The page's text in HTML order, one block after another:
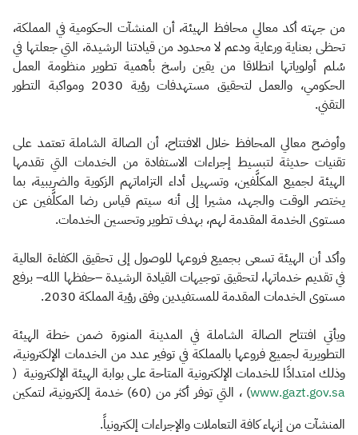
من جهته أكد معالي محافظ الهيئة، أن المنشآت الحكومية في المملكة،
تحظى بعناية ورعاية ودعم لا محدود من قيادتنا الرشيدة، التي جعلتها في
سُلم أولوياتها انطلاقا من يقين راسخ بأهمية تطوير منظومة العمل
الحكومي، والعمل لتحقيق مستهدفات رؤية 2030 ومواكبة التطور
التقني.
وأوضح معالي المحافظ خلال الافتتاح، أن الصالة الشاملة تعتمد على
تقنيات حديثة لتبسيط إجراءات الاستفادة من الخدمات التي تقدمها
الهيئة لجميع المكلَّفين، وتسهيل أداء التزاماتهم الزكوية والضريبية، بما
يختصر الوقت والجهد، مشيرا إلى أنه سيتم قياس رضا المكلَّفين عن
مستوى الخدمة المقدمة لهم، بهدف تطوير وتحسين الخدمات.​
وأكد أن الهيئة تسعى بجميع فروعها للوصول إلى تحقيق الكفاءة العالية
في تقديم خدماتها، لتحقيق توجيهات القيادة الرشيدة –حفظها الله– برفع
مستوى الخدمات المقدمة للمستفيدين وفق رؤية المملكة 2030.
ويأتي افتتاح الصالة الشاملة في المدينة المنورة ضمن خطة الهيئة
التطويرية لجميع فروعها بالمملكة في توفير عدد من الخدمات الإلكترونية،
وذلك امتدادًا للخدمات الإلكترونية المتاحة على بوابة الهيئة الإلكترونية (
www.gazt.gov.sa
) ، التي توفر أكثر من (60) خدمة إلكترونية، لتمكين
المنشآت من إنهاء كافة التعاملات والإجراءات إلكترونياً.